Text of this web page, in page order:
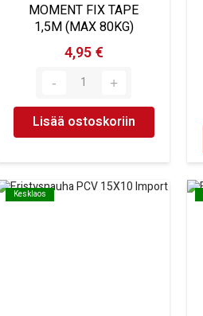
MOMENT FIX TAPE
1,5M (MAX 80KG)
4,95 €
Lisää ostoskoriin
Kesklaos
Kesklaos